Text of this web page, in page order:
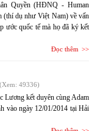
Quyền (HĐNQ - Human
(thí dụ như Việt Nam) về vấn
ước quốc tế mà họ đã ký kết
Đọc thêm
(Xem: 49336)
Lương kết duyên cùng Adam
vào ngày 12/01/2014 tại Hải